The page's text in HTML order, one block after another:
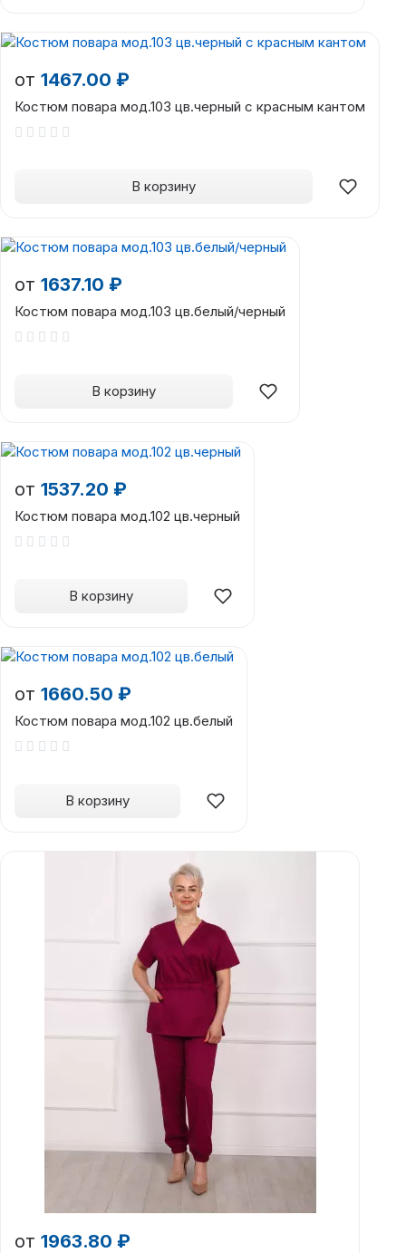
от 1467.00 ₽
Костюм повара мод.103 цв.черный с красным кантом
В корзину
от 1637.10 ₽
Костюм повара мод.103 цв.белый/черный
В корзину
от 1537.20 ₽
Костюм повара мод.102 цв.черный
В корзину
от 1660.50 ₽
Костюм повара мод.102 цв.белый
В корзину
от 1963.80 ₽